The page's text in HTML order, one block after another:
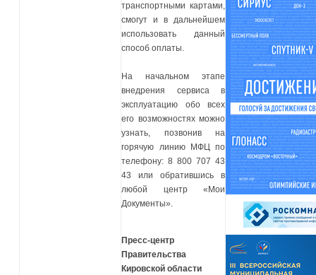
транспортными картами,
смогут и в дальнейшем
использовать данный
способ оплаты.
На начальном этапе
внедрения сервиса в
эксплуатацию обо всех
его возможностях можно
узнать, позвонив на
горячую линию МФЦ по
телефону: 8 800 707 43
43 или обратившись в
любой центр «Мои
Документы».
Пресс-центр
Правительства
Кировской области